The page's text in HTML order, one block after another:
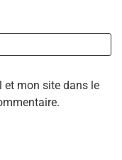
et mon site dans le